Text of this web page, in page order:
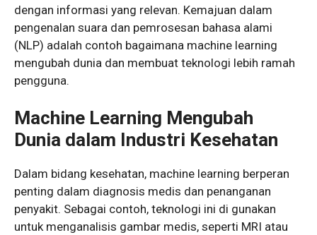
dengan informasi yang relevan. Kemajuan dalam
pengenalan suara dan pemrosesan bahasa alami
(NLP) adalah contoh bagaimana machine learning
mengubah dunia dan membuat teknologi lebih ramah
pengguna.
Machine Learning Mengubah
Dunia dalam Industri Kesehatan
Dalam bidang kesehatan, machine learning berperan
penting dalam diagnosis medis dan penanganan
penyakit. Sebagai contoh, teknologi ini di gunakan
untuk menganalisis gambar medis, seperti MRI atau